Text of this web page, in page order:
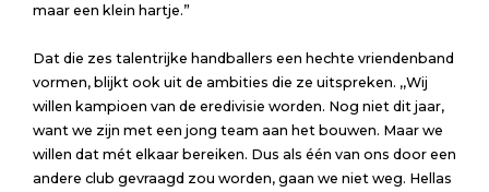
maar een klein hartje.”
Dat die zes talentrijke handballers een hechte vriendenband
vormen, blijkt ook uit de ambities die ze uitspreken. ,,Wij
willen kampioen van de eredivisie worden. Nog niet dit jaar,
want we zijn met een jong team aan het bouwen. Maar we
willen dat mét elkaar bereiken. Dus als één van ons door een
andere club gevraagd zou worden, gaan we niet weg. Hellas